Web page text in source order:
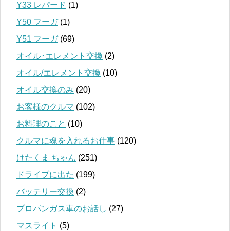
Y33 レパード (1)
Y50 フーガ(1)
Y51 フーガ(69)
オイル･エレメント交換 (2)
オイル/エレメント交換 (10)
オイル交換のみ (20)
お客様のクルマ (102)
お料理のこと (10)
クルマに魂を入れるお仕事 (120)
けたくま ちゃん (251)
ドライブに出た (199)
バッテリー交換 (2)
プロパンガス車のお話し (27)
マスライト (5)